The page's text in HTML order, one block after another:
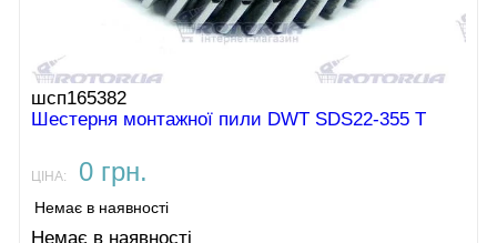
шсп165382
Шестерня монтажної пили DWT SDS22-355 T
ЦІНА: 0 грн.
Немає в наявності
Немає в наявності